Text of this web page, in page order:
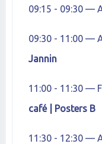
09:15 - 09:30 —
09:30 - 11:00 —
Jannin
11:00 - 11:30 —
café | Posters B
11:30 - 12:30 —